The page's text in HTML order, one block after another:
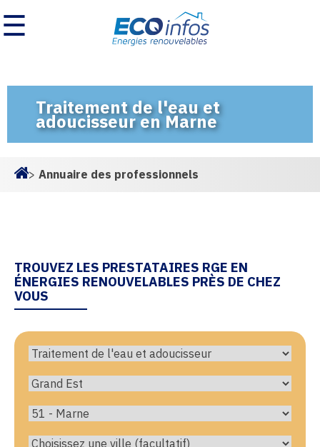
☰
Traitement de l'eau et
adoucisseur en Marne
> Annuaire des professionnels
TROUVEZ LES PRESTATAIRES RGE EN
ÉNERGIES RENOUVELABLES PRÈS DE CHEZ
VOUS